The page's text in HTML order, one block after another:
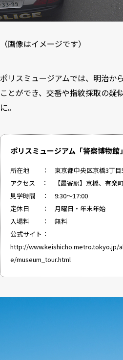
（画像はイメージです）
ポリスミュージアムでは、明治か
ことができ、交番や指紋採取の疑
に。
ポリスミュージアム「警察博物館」
所在地 ： 東京都中央区京橋3丁目
アクセス ： 【最寄駅】京橋、有楽
見学時間 ： 9:30～17:00
定休日 ： 月曜日・年末年始
入場料 ： 無料
公式サイト：
http://www.keishicho.metro.tokyo.jp/
e/museum_tour.html